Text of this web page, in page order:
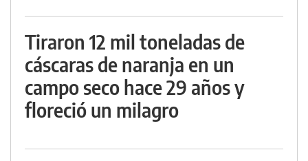
Tiraron 12 mil toneladas de
cáscaras de naranja en un
campo seco hace 29 años y
floreció un milagro